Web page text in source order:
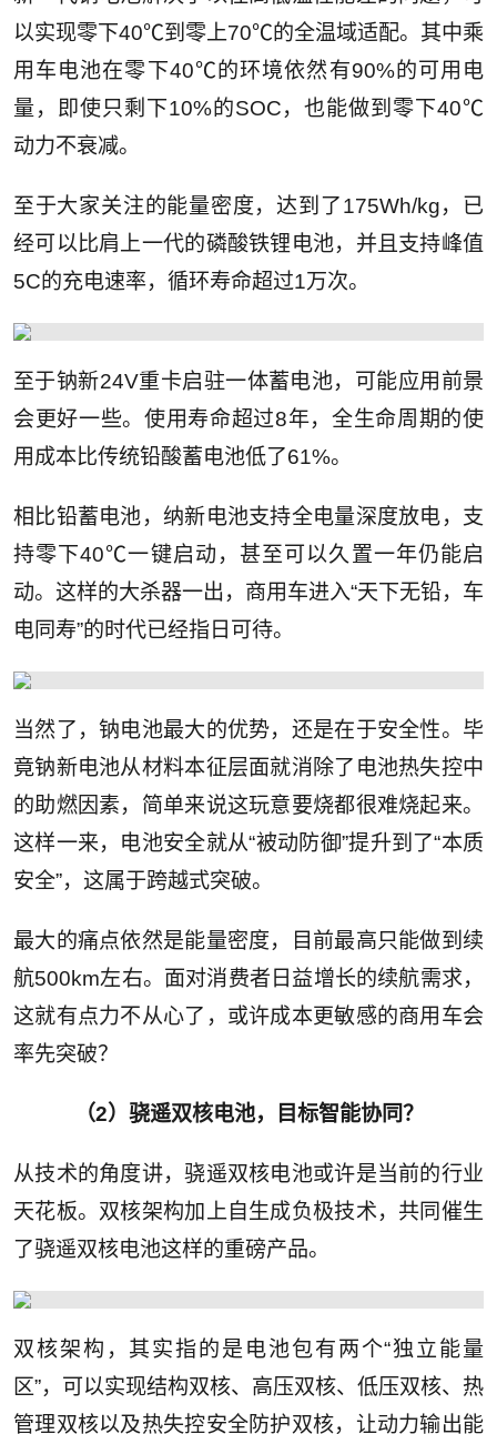
以实现零下40℃到零上70℃的全温域适配。其中乘
用车电池在零下40℃的环境依然有90%的可用电
量，即使只剩下10%的SOC，也能做到零下40℃
动力不衰减。
至于大家关注的能量密度，达到了175Wh/kg，已
经可以比肩上一代的磷酸铁锂电池，并且支持峰值
5C的充电速率，循环寿命超过1万次。
至于钠新24V重卡启驻一体蓄电池，可能应用前景
会更好一些。使用寿命超过8年，全生命周期的使
用成本比传统铅酸蓄电池低了61%。
相比铅蓄电池，纳新电池支持全电量深度放电，支
持零下40℃一键启动，甚至可以久置一年仍能启
动。这样的大杀器一出，商用车进入“天下无铅，车
电同寿”的时代已经指日可待。
当然了，钠电池最大的优势，还是在于安全性。毕
竟钠新电池从材料本征层面就消除了电池热失控中
的助燃因素，简单来说这玩意要烧都很难烧起来。
这样一来，电池安全就从“被动防御”提升到了“本质
安全”，这属于跨越式突破。
最大的痛点依然是能量密度，目前最高只能做到续
航500km左右。面对消费者日益增长的续航需求，
这就有点力不从心了，或许成本更敏感的商用车会
率先突破？
（2）骁遥双核电池，目标智能协同？
从技术的角度讲，骁遥双核电池或许是当前的行业
天花板。双核架构加上自生成负极技术，共同催生
了骁遥双核电池这样的重磅产品。
双核架构，其实指的是电池包有两个“独立能量
区”，可以实现结构双核、高压双核、低压双核、热
管理双核以及热失控安全防护双核，让动力输出能